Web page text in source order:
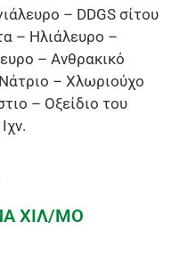
– DDGS σίτου
– Ηλιάλευρο –
– Ανθρακικό
– Χλωριούχο
– Οξείδιο του
ΧΙΛ/ΜΟ